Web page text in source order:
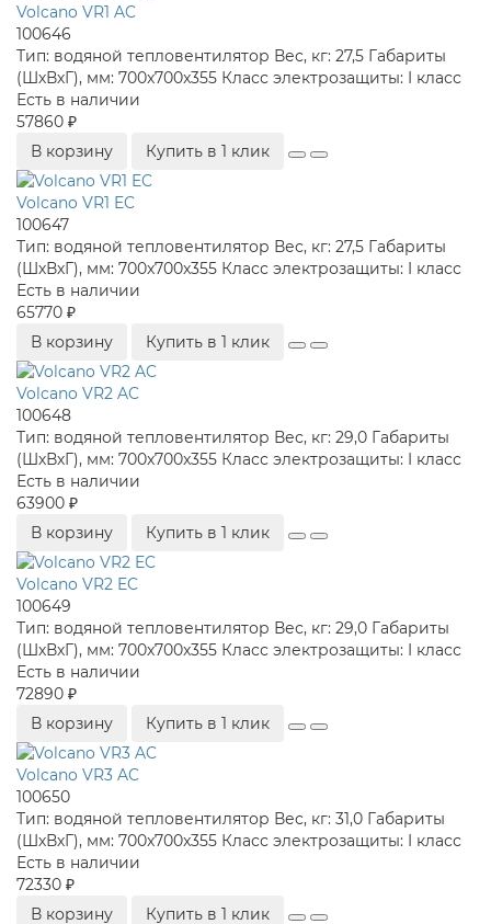
Volcano VR1 AC
100646
Тип: водяной тепловентилятор Вес, кг: 27,5 Габариты
(ШхВхГ), мм: 700x700x355 Класс электрозащиты: I класс
Есть в наличии
57860 ₽
В корзину
Купить в 1 клик
Volcano VR1 EC
100647
Тип: водяной тепловентилятор Вес, кг: 27,5 Габариты
(ШхВхГ), мм: 700x700x355 Класс электрозащиты: I класс
Есть в наличии
65770 ₽
В корзину
Купить в 1 клик
Volcano VR2 AC
100648
Тип: водяной тепловентилятор Вес, кг: 29,0 Габариты
(ШхВхГ), мм: 700x700x355 Класс электрозащиты: I класс
Есть в наличии
63900 ₽
В корзину
Купить в 1 клик
Volcano VR2 EC
100649
Тип: водяной тепловентилятор Вес, кг: 29,0 Габариты
(ШхВхГ), мм: 700x700x355 Класс электрозащиты: I класс
Есть в наличии
72890 ₽
В корзину
Купить в 1 клик
Volcano VR3 AC
100650
Тип: водяной тепловентилятор Вес, кг: 31,0 Габариты
(ШхВхГ), мм: 700x700x355 Класс электрозащиты: I класс
Есть в наличии
72330 ₽
В корзину
Купить в 1 клик